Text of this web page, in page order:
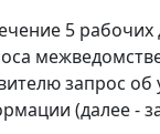
5 рабочих
запрос об
(далее -